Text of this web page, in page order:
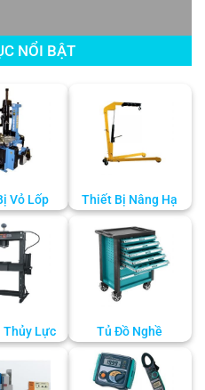
NỔI BẬT
Vỏ Lốp Thiết Bị Nâng Hạ
Thủy Lực Tủ Đồ Nghề